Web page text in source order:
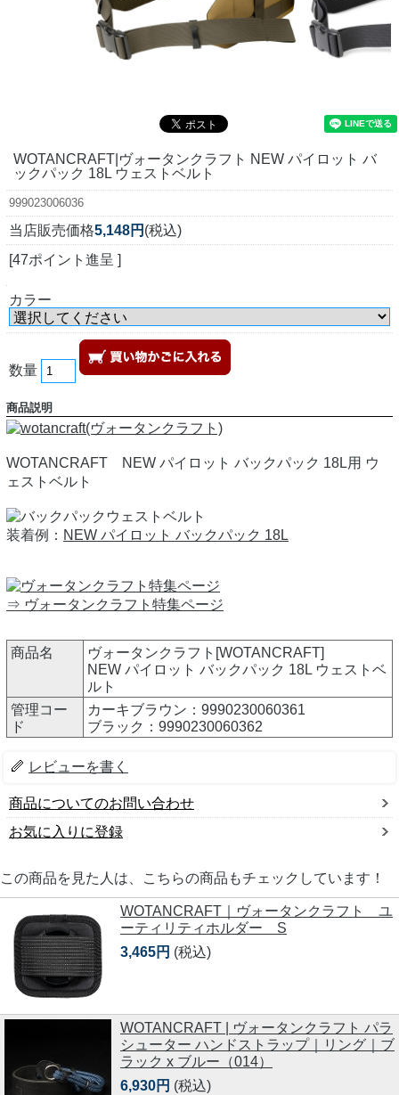
WOTANCRAFT|ヴォータンクラフト NEW パイロット バ
ックパック 18L ウェストベルト
999023006036
当店販売価格5,148円 (税込)
[47ポイント進呈 ]
カラー
数量
商品説明
WOTANCRAFT NEW パイロット バックパック 18L用 ウ
ェストベルト
装着例： NEW パイロット バックパック 18L
⇒ ヴォータンクラフト特集ページ
商品名
ヴォータンクラフト[WOTANCRAFT]
NEW パイロット バックパック 18L ウェストベ
ルト
管理コー
ド
カーキブラウン：9990230060361
ブラック：9990230060362
レビューを書く
商品についてのお問い合わせ
お気に入りに登録
この商品を見た人は、こちらの商品もチェックしています！
WOTANCRAFT｜ヴォータンクラフト ユ
ーティリティホルダー S
3,465円 (税込)
WOTANCRAFT | ヴォータンクラフト パラ
シューター ハンドストラップ｜リング｜ブ
ラック x ブルー（014）
6,930円 (税込)